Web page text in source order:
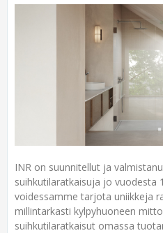
INR on suunnitellut ja
suihkutilaratkaisuja jo vuodesta
voidessamme tarjota uniikkeja
millintarkasti kylpyhuoneen
suihkutilaratkaisut omassa